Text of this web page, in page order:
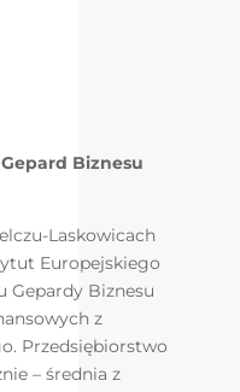
Biznesu
Laskowicach
Europejskiego
Gepardy Biznesu
z
Przedsiębiorstwo
– średnia z